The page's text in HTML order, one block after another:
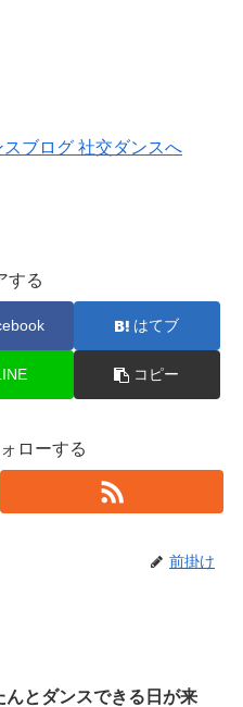
する
はてブ
コピー
ローする
前掛け
んとダンスできる日が来